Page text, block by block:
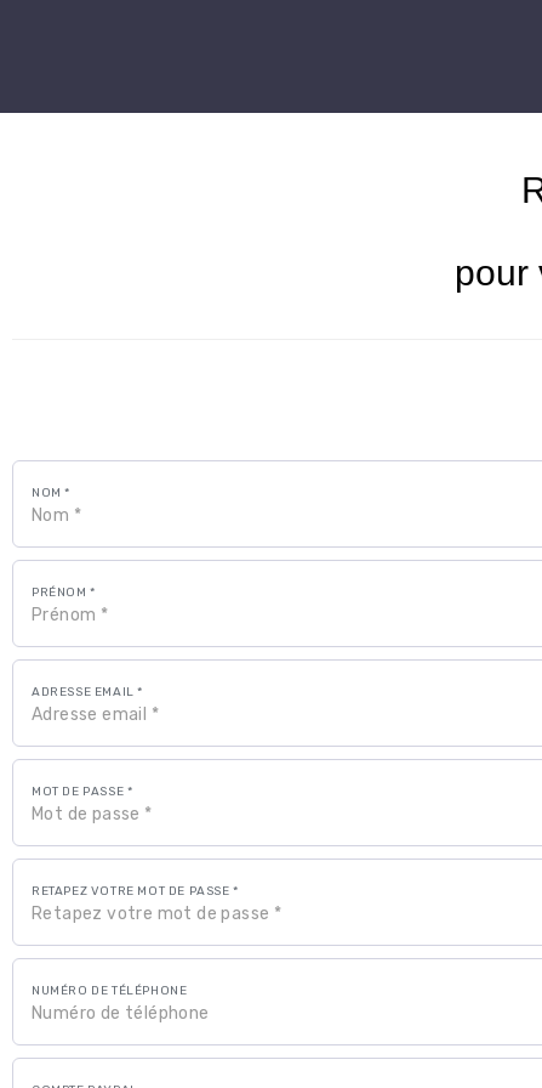
pour
NOM *
PRÉNOM *
ADRESSE EMAIL *
MOT DE PASSE *
RETAPEZ VOTRE MOT DE PASSE *
NUMÉRO DE TÉLÉPHONE